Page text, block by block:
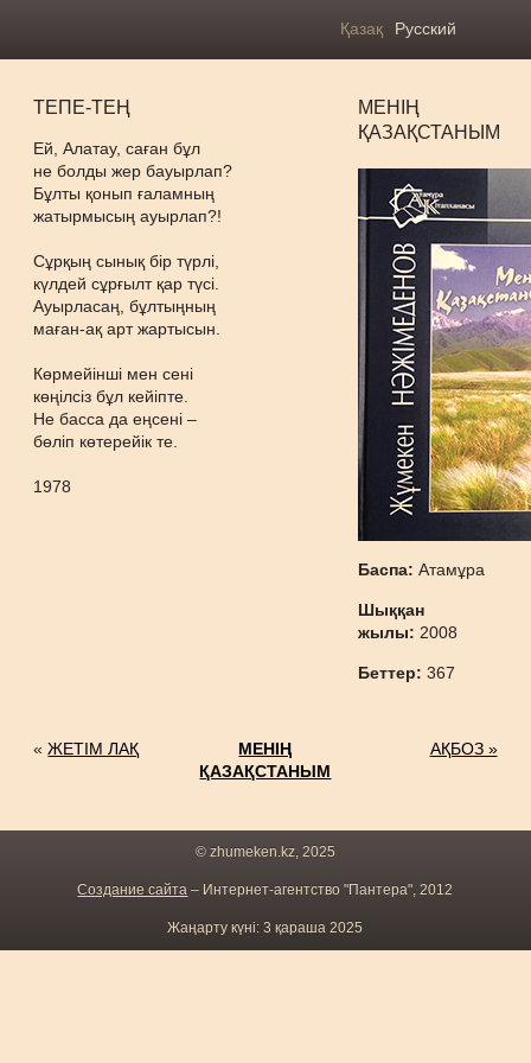
Қазақ Русский
ТЕПЕ-ТЕҢ
Ей, Алатау, саған бұл
не болды жер бауырлап?
Бұлты қонып ғаламның
жатырмысың ауырлап?!
Сұрқың сынық бір түрлі,
күлдей сұрғылт қар түсі.
Ауырласаң, бұлтыңның
маған-ақ арт жартысын.
Көрмейінші мен сені
көңілсіз бұл кейіпте.
Не басса да еңсені –
бөліп көтерейік те.
1978
МЕНІҢ
ҚАЗАҚСТАНЫМ
Баспа:Атамұра
Шыққан
жылы: 2008
Беттер:367
«ЖЕТІМ ЛАҚ
МЕНІҢ
ҚАЗАҚСТАНЫМ
АҚБОЗ »
© zhumeken.kz, 2025
Создание сайта – Интернет-агентство "Пантера", 2012
Жаңарту күні: 3 қараша 2025